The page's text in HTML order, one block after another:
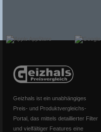
Geizhals ist ein unabhängiges
Preis- und Produktvergleichs-
Portal, das mittels detaillierter Filter
und vielfältiger Features eine